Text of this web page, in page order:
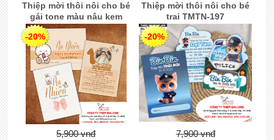
Thiệp mời thôi nôi cho bé
gái tone màu nâu kem
TMTN-205
-20%
5,900 vnđ
Thiệp mời thôi nôi cho bé
trai TMTN-197
-20%
7,900 vnđ